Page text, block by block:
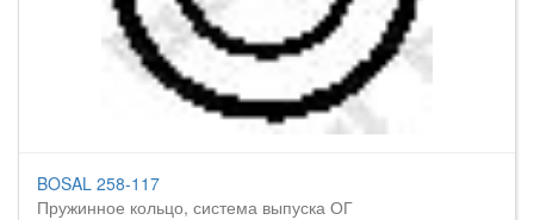
BOSAL 258-117
Пружинное кольцо, система выпуска ОГ